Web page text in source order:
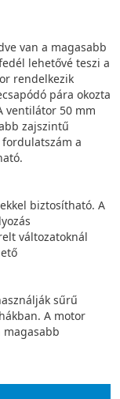
van a magasabb
lehetővé teszi a
rendelkezik
pára okozta
ventilátor 50 mm
zajszintű
a
biztosítható. A
változatoknál
sűrű
A motor
magasabb